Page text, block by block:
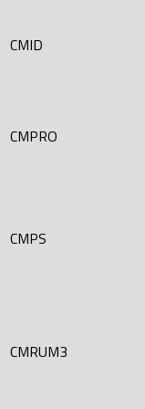
CMID
CMPRO
CMPS
CMRUM3